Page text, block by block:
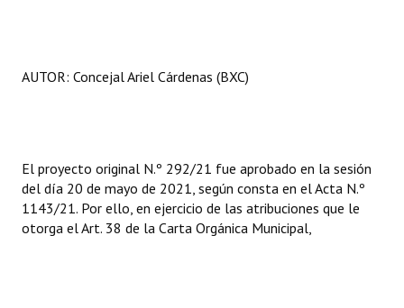
AUTOR: Concejal Ariel Cárdenas (BXC)
El proyecto original N.º 292/21 fue aprobado en la sesión
del día 20 de mayo de 2021, según consta en el Acta N.º
1143/21. Por ello, en ejercicio de las atribuciones que le
otorga el Art. 38 de la Carta Orgánica Municipal,